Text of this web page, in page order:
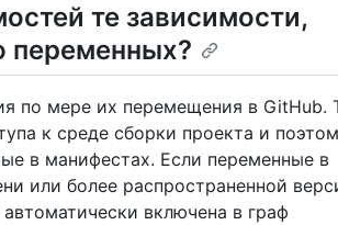
те зависимости,
переменных?
по мере их перемещения в GitHub.
к среде сборки проекта и
в манифестах. Если переменные в
или более распространенной
включена в граф